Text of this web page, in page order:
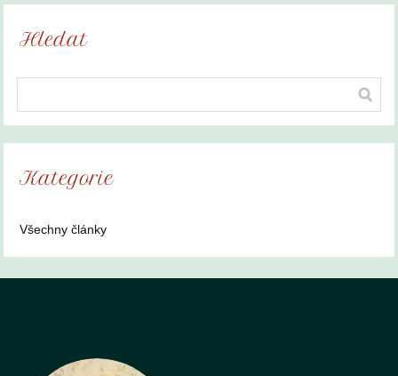
Hledat
Kategorie
Všechny články